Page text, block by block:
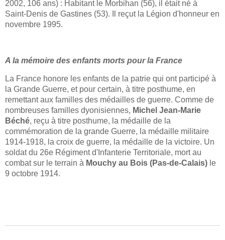
2002, 106 ans) : Habitant le Morbihan (56), il était né à
Saint-Denis de Gastines (53). Il reçut la Légion d'honneur en
novembre 1995.
A la mémoire des enfants morts pour la France
La France honore les enfants de la patrie qui ont participé à
la Grande Guerre, et pour certain, à titre posthume, en
remettant aux familles des médailles de guerre. Comme de
nombreuses familles dyonisiennes, Michel Jean-Marie
Béché, reçu à titre posthume, la médaille de la
commémoration de la grande Guerre, la médaille militaire
1914-1918, la croix de guerre, la médaille de la victoire. Un
soldat du 26e Régiment d'Infanterie Territoriale, mort au
combat sur le terrain à Mouchy au Bois (Pas-de-Calais) le
9 octobre 1914.